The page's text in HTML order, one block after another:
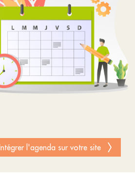
Intégrer l'agenda sur votre site